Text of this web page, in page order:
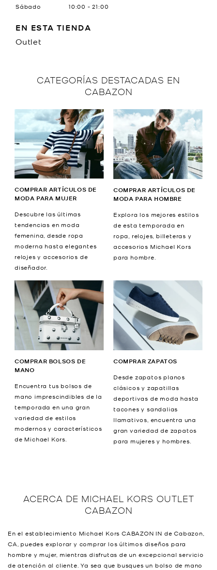
Sábado
10:00 -21:00
EN ESTA TIENDA
Outlet
CATEGORÍAS DESTACADAS EN
CABAZON
COMPRAR ARTÍCULOS DE
MODA PARA MUJER
Descubre las últimas
tendencias en moda
femenina, desde ropa
moderna hasta elegantes
relojes y accesorios de
diseñador.
COMPRAR ARTÍCULOS DE
MODA PARA HOMBRE
Explora los mejores estilos
de esta temporada en
ropa, relojes, billeteras y
accesorios Michael Kors
para hombre.
COMPRAR BOLSOS DE
MANO
Encuentra tus bolsos de
mano imprescindibles de la
temporada en una gran
variedad de estilos
modernos y característicos
de Michael Kors.
COMPRAR ZAPATOS
Desde zapatos planos
clásicos y zapatillas
deportivas de moda hasta
tacones y sandalias
llamativos, encuentra una
gran variedad de zapatos
para mujeres y hombres.
ACERCA DE MICHAEL KORS OUTLET
CABAZON
En el establecimiento Michael Kors CABAZON IN de Cabazon,
CA, puedes explorar y comprar los últimos diseños para
hombre y mujer, mientras disfrutas de un excepcional servicio
de atención al cliente. Ya sea que busques un bolso de mano